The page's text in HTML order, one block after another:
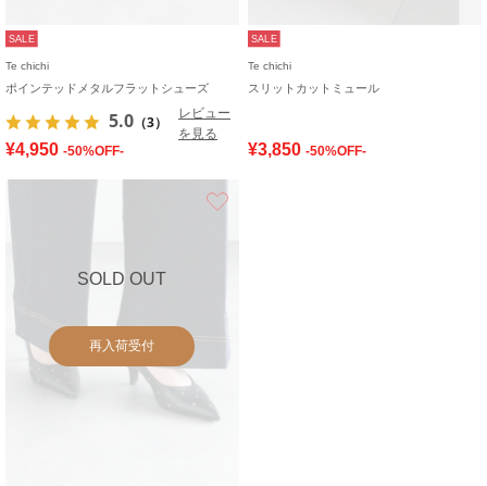
SALE
Te chichi
ポインテッドメタルフラットシューズ
5.0 （3）
レビュー
を見る
¥4,950 -50%OFF-
SALE
Te chichi
スリットカットミュール
¥3,850 -50%OFF-
SOLD OUT
再入荷受付